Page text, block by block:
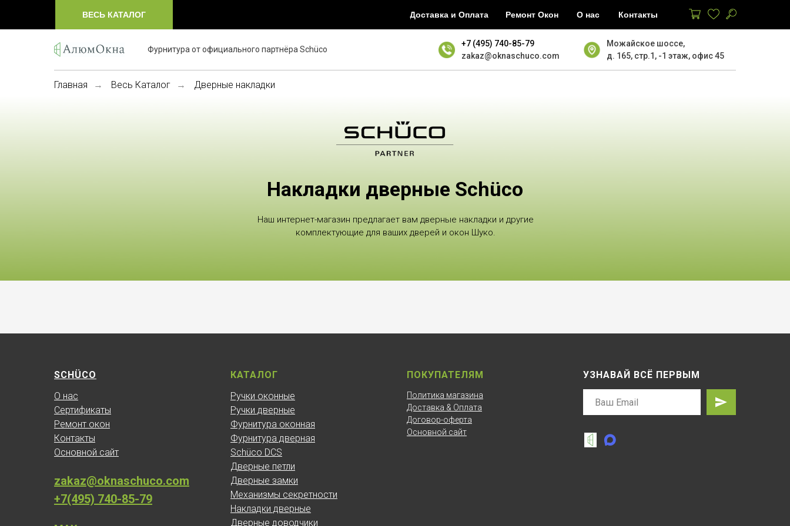
ВЕСЬ КАТАЛОГ Доставка и Оплата Ремонт Окон О нас Контакты
Фурнитура от официального партнёра Schüco
+7 (495) 740-85-79
zakaz@oknaschuco.com
Можайское шоссе,
д. 165, стр.1, -1 этаж, офис 45
Главная → Весь Каталог → Дверные накладки
Накладки дверные Schüco
Наш интернет-магазин предлагает вам дверные накладки и другие
комплектующие для ваших дверей и окон Шуко.
SCHÜCO
О нас
Сертификаты
Ремонт окон
Контакты
Основной сайт
zakaz@oknaschuco.com
+7(495) 740-85-79
КАТАЛОГ
Ручки оконные
Ручки дверные
Фурнитура оконная
Фурнитура дверная
Schüco DCS
Дверные петли
Дверные замки
Механизмы секретности
Накладки дверные
Дверные доводчики
ПОКУПАТЕЛЯМ
Политика магазина
Доставка & Оплата
Договор-оферта
Основной сайт
УЗНАВАЙ ВСЁ ПЕРВЫМ